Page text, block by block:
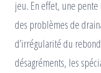
jeu. En effet, une
des problèmes de
d’irrégularité du
désagréments, les